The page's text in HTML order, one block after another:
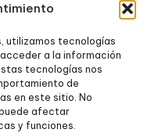
utilizamos tecnologías
a la información
tecnologías nos
de
en este sitio. No
afectar
y funciones.